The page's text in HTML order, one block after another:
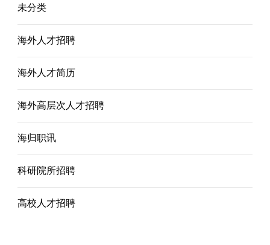
未分类
海外人才招聘
海外人才简历
海外高层次人才招聘
海归职讯
科研院所招聘
高校人才招聘